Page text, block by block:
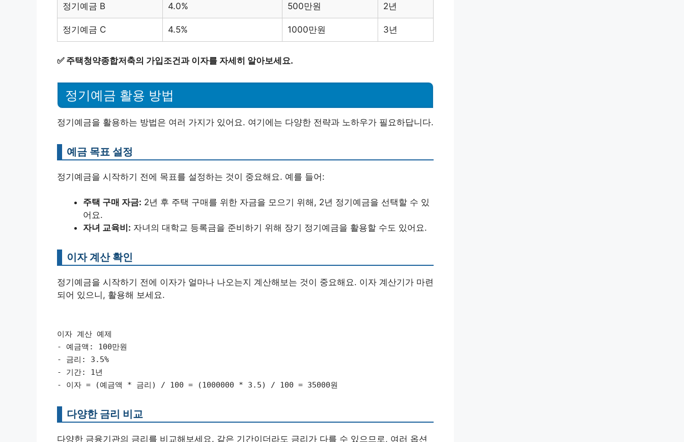
정기예금 B 4.0% 500만원 2년
정기예금 C 4.5% 1000만원 3년
✅ 주택청약종합저축의 가입조건과 이자를 자세히 알아보세요.
정기예금 활용 방법
정기예금을 활용하는 방법은 여러 가지가 있어요. 여기에는 다양한 전략과 노하우가 필요하답니다.
예금 목표 설정
정기예금을 시작하기 전에 목표를 설정하는 것이 중요해요. 예를 들어:
주택 구매 자금: 2년 후 주택 구매를 위한 자금을 모으기 위해, 2년 정기예금을 선택할 수 있
어요.
자녀 교육비: 자녀의 대학교 등록금을 준비하기 위해 장기 정기예금을 활용할 수도 있어요.
이자 계산 확인
정기예금을 시작하기 전에 이자가 얼마나 나오는지 계산해보는 것이 중요해요. 이자 계산기가 마련
되어 있으니, 활용해 보세요.
이자 계산 예제
- 예금액: 100만원
- 금리: 3.5%
- 기간: 1년
- 이자 = (예금액 * 금리) / 100 = (1000000 * 3.5) / 100 = 35000원
다양한 금리 비교
다양한 금융기관의 금리를 비교해보세요. 같은 기간이더라도 금리가 다를 수 있으므로, 여러 옵션